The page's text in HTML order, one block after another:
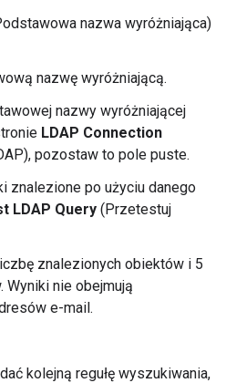
nazwa wyróżniająca)
nazwę wyróżniającą.
nazwy wyróżniającej
LDAP Connection
pozostaw to pole puste.
znalezione po użyciu danego
LDAP Query (Przetestuj
znalezionych obiektów i 5
nie obejmują
e-mail.
kolejną regułę wyszukiwania,